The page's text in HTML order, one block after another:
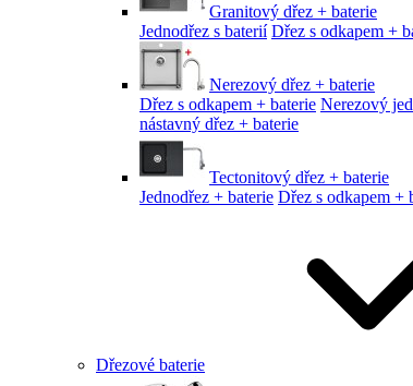
Granitový dřez + baterie
Jednodřez s baterií Dřez s odkapem +
Nerezový dřez + baterie
Dřez s odkapem + baterie Nerezový
nástavný dřez + baterie
Tectonitový dřez + baterie
Jednodřez + baterie Dřez s odkapem +
Dřezové baterie